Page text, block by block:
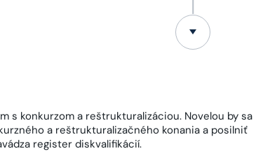
s konkurzom a reštrukturalizáciou. Novelou by sa
a reštrukturalizačného konania a posilniť
register diskvalifikácií.